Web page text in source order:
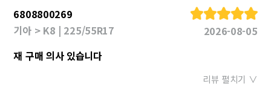
6808800269
기아 > K8 | 225/55R17
2026-08-05
재 구매 의사 있습니다
리뷰 펼치기 ∨